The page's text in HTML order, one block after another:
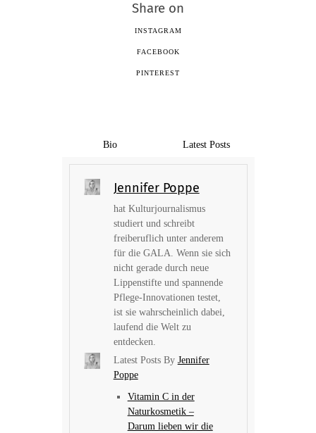
Share on
INSTAGRAM
FACEBOOK
PINTEREST
Bio Latest Posts
Jennifer Poppe
hat Kulturjournalismus
studiert und schreibt
freiberuflich unter anderem
für die GALA. Wenn sie sich
nicht gerade durch neue
Lippenstifte und spannende
Pflege-Innovationen testet,
ist sie wahrscheinlich dabei,
laufend die Welt zu
entdecken.
Latest Posts By Jennifer
Poppe
Vitamin C in der
Naturkosmetik –
Darum lieben wir die